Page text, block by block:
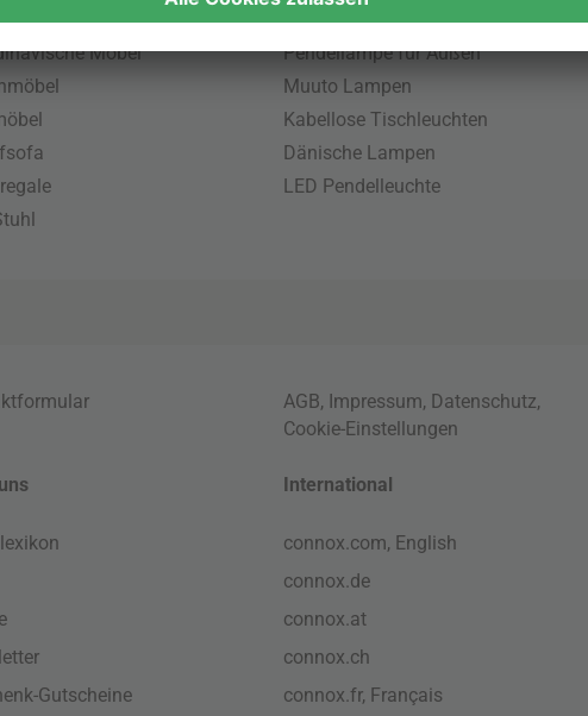
Möbel
Pendellampe für Außen
Muuto Lampen
Kabellose Tischleuchten
Dänische Lampen
LED Pendelleuchte
AGB, Impressum, Datenschutz,
Cookie-Einstellungen
Gutscheine
International
connox.com, English
connox.de
connox.at
connox.ch
connox.fr, Français